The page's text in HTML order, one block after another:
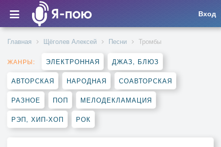
Вход
Главная Щёголев Алексей Песни Тромбы
ЖАНРЫ: ЭЛЕКТРОННАЯ ДЖАЗ, БЛЮЗ
АВТОРСКАЯ НАРОДНАЯ СОАВТОРСКАЯ
РАЗНОЕ ПОП МЕЛОДЕКЛАМАЦИЯ
РЭП, ХИП-ХОП РОК